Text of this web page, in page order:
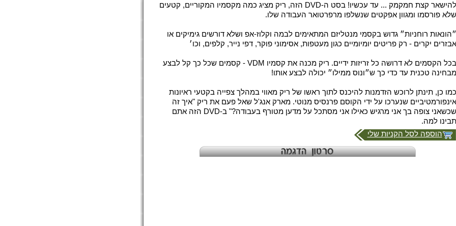
להישאר קצת חמקמק ... עד עכשיו! בסט ה-DVD הזה, ריק מציג כמה מקסמיו המקוריים, קטעים
שלא פורסמו ומגוון אפקטים שנשלפו מרפרטואר העבודה שלו.
״הונאות רוחניות״ גדוש בקסמי מנטליזם המתאימים לבמה וקלוז-אפ ושלא דורשים גימיקים או
אבזרים יקרים - רק פריטים יומיומיים כגון מעטפות, אסימוני פוקר, דפי נייר, קלפים, וכו׳
בכל הקסמים לא דרושה כל זריזות ידיים. ריק מכנה את קסמיו VDM - קסמים שכל כך קל לבצע
מבחינה טכנית עד כדי כך ש״ונוס ממילו״ יכולה לבצע אותו!
כמו כן, תינתן לרוכש הזדמנות להיכנס לתוך ראשו של ריק מאווי במהלך צפייה בקטעי ראיונות
אינפורמטיביים שנערכו על ידי הקוסם פרנסיס מנוטי. מארק אנג'ל שאל פעם את ריק "איך זה
שכשאני צופה בך אני מרגיש כאילו אני מסתכל על מדען מטורף בעבודה?" ב-DVD הזה אתם
תבינו למה.
הוספה לסל הקניות שלי